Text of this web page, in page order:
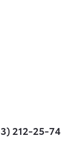
212-25-74